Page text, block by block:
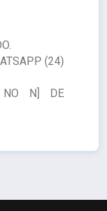
(24)
NO N] DE